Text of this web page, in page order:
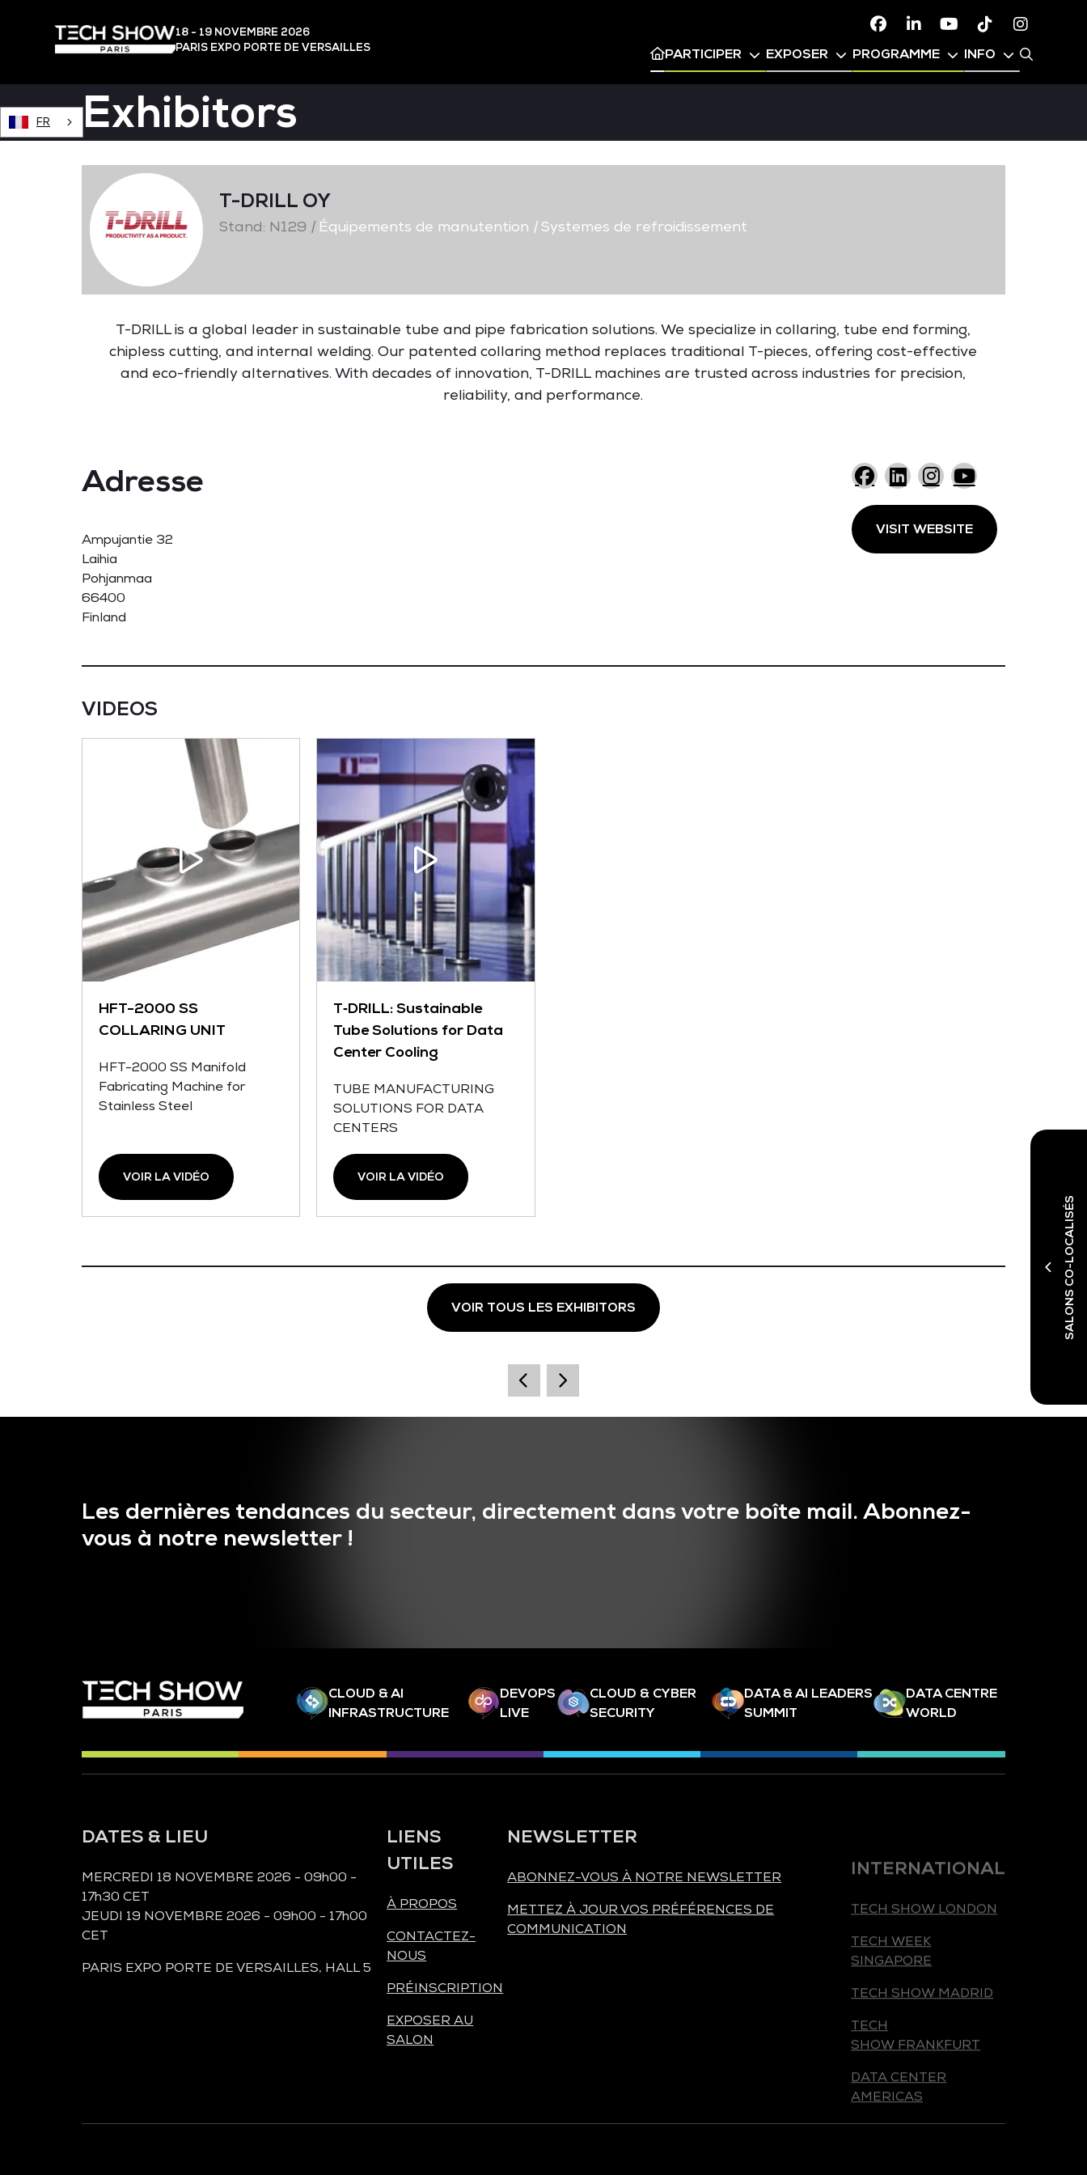
18 - 19 NOVEMBRE 2026
PARIS EXPO PORTE DE VERSAILLES
FacebookLinkedinYoutubeTikTok
PARTICIPER EXPOSER PROGRAMME INFO
FR
SALONS CO-LOCALISÉS
Exhibitors
T-DRILL OY
Stand: N129 |Équipements de manutention |Systemes de refroidissement
T-DRILL is a global leader in sustainable tube and pipe fabrication solutions. We specialize in collaring, tube end forming,
chipless cutting, and internal welding. Our patented collaring method replaces traditional T-pieces, offering cost-effective
and eco-friendly alternatives. With decades of innovation, T-DRILL machines are trusted across industries for precision,
reliability, and performance.
Adresse
Ampujantie 32
Laihia
Pohjanmaa
66400
Finland
VISIT WEBSITE
VIDEOS
HFT-2000 SS
COLLARING UNIT
HFT-2000 SS Manifold
Fabricating Machine for
Stainless Steel
VOIR LA VIDÉO
T‑DRILL: Sustainable
Tube Solutions for Data
Center Cooling
TUBE MANUFACTURING
SOLUTIONS FOR DATA
CENTERS
VOIR LA VIDÉO
VOIR TOUS LES EXHIBITORS
Les dernières tendances du secteur, directement dans votre boîte mail. Abonnez-
vous à notre newsletter !
CLOUD & AI
INFRASTRUCTURE
DEVOPS
LIVE
CLOUD & CYBER
SECURITY
DATA & AI LEADERS
SUMMIT
DATA CENTRE
WORLD
DATES & LIEU
MERCREDI 18 NOVEMBRE 2026 - 09h00 -
17h30 CET
JEUDI 19 NOVEMBRE 2026 - 09h00 - 17h00
CET
PARIS EXPO PORTE DE VERSAILLES, HALL 5
LIENS
UTILES
À PROPOS
CONTACTEZ-
NOUS
PRÉINSCRIPTION
EXPOSER AU
SALON
NEWSLETTER
ABONNEZ-VOUS À NOTRE NEWSLETTER
METTEZ À JOUR VOS PRÉFÉRENCES DE
COMMUNICATION
TECH SHOW LONDON
TECH WEEK
TECH SHOW MADRID
TECH
DATA CENTER